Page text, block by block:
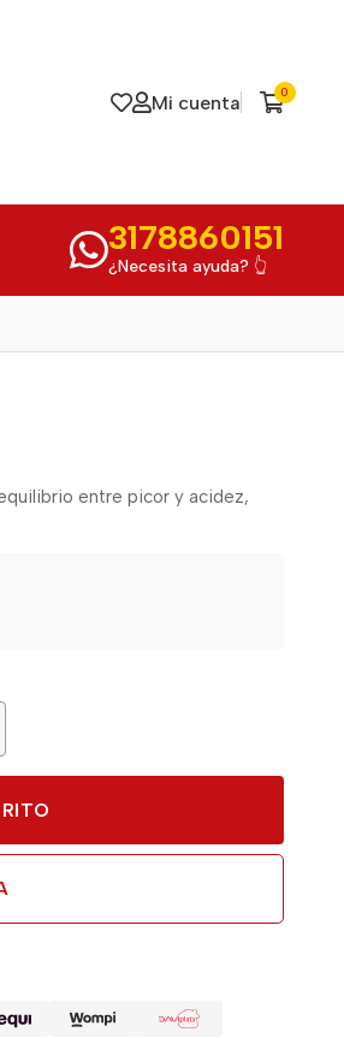
Mi cuenta 0
3178860151
¿Necesita ayuda? 👆
entre picor y acidez,